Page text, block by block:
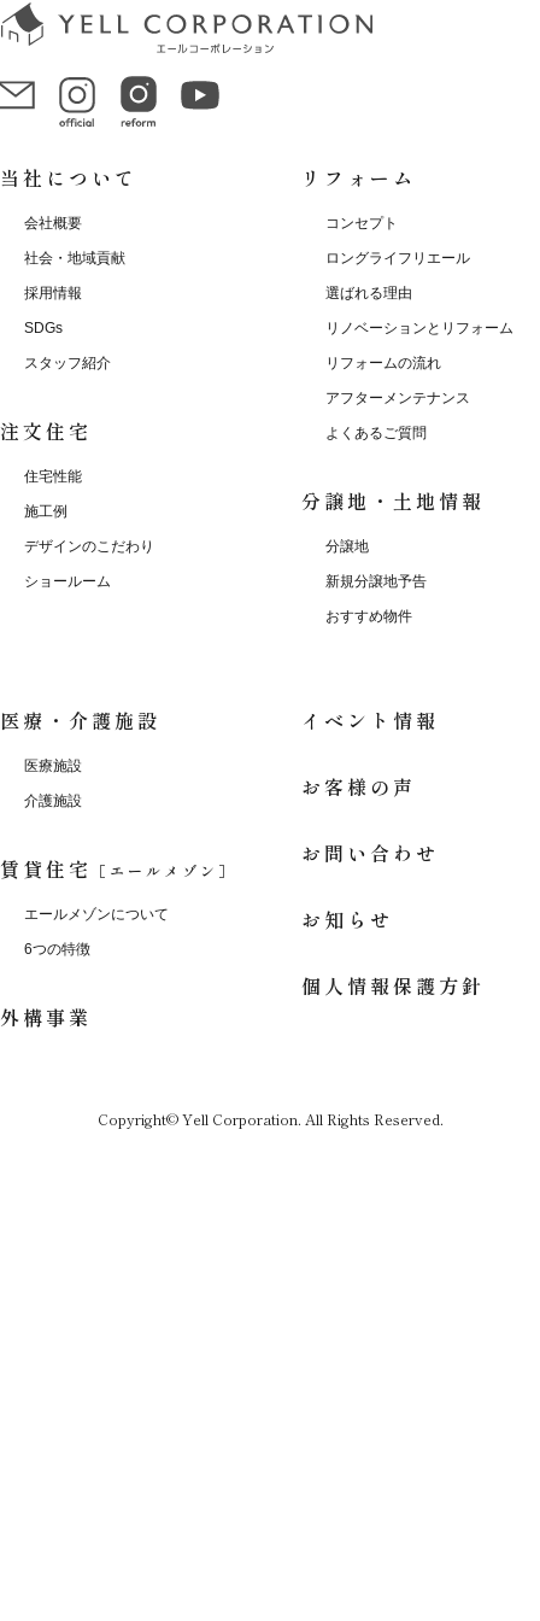
当社について
会社概要
社会・地域貢献
採用情報
SDGs
スタッフ紹介
注文住宅
住宅性能
施工例
デザインのこだわり
ショールーム
リフォーム
コンセプト
ロングライフリエール
選ばれる理由
リノベーションとリフォーム
リフォームの流れ
アフターメンテナンス
よくあるご質問
分譲地・土地情報
分譲地
新規分譲地予告
おすすめ物件
医療・介護施設
医療施設
介護施設
賃貸住宅 ［エールメゾン］
エールメゾンについて
6つの特徴
外構事業
イベント情報
お客様の声
お問い合わせ
お知らせ
個人情報保護方針
Copyright© Yell Corporation. All Rights Reserved.